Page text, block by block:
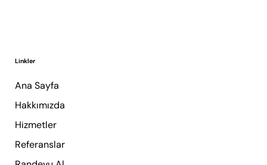
Linkler
Ana Sayfa
Hakkımızda
Hizmetler
Referanslar